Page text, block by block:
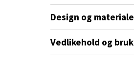
Design og materiale
Vedlikehold og bruk